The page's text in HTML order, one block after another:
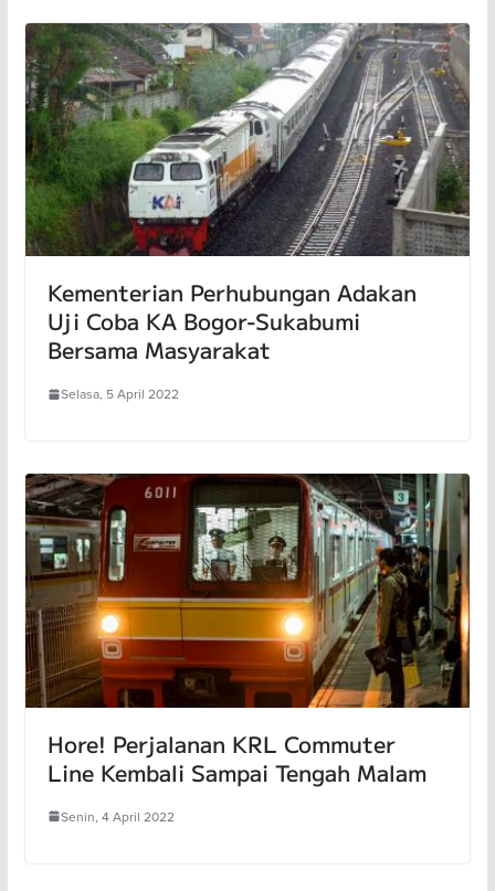
Kementerian Perhubungan Adakan
Uji Coba KA Bogor-Sukabumi
Bersama Masyarakat
Selasa, 5 April 2022
Hore! Perjalanan KRL Commuter
Line Kembali Sampai Tengah Malam
Senin, 4 April 2022